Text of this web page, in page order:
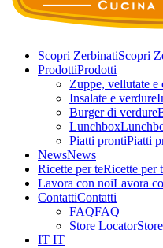
Scopri ZerbinatiScopri
ProdottiProdotti
Zuppe, vellutate e
Insalate e verdure
Burger di verdure
Lunchbox
Piatti prontiPiatti
NewsNews
Ricette per teRicette per
Lavora con noiLavora
ContattiContatti
FAQFAQ
Store Locator
IT IT